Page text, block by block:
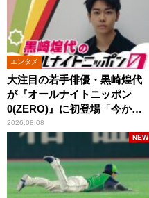
エンタメ
大注目の若手俳優・黒崎煌代
が『オールナイトニッポン
0(ZERO)』に初登場「今から
とてもワクワクしておりま
す！」
2026.08.08
NEW